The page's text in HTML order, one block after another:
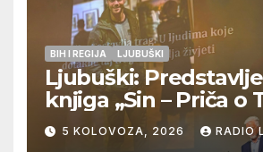
BIH I REGIJA LJUBUŠKI
Ljubuški:
knjiga „Sin – Priča o
dr. sc. Zdenka
5 KOLOVOZA, 2026 RADIO